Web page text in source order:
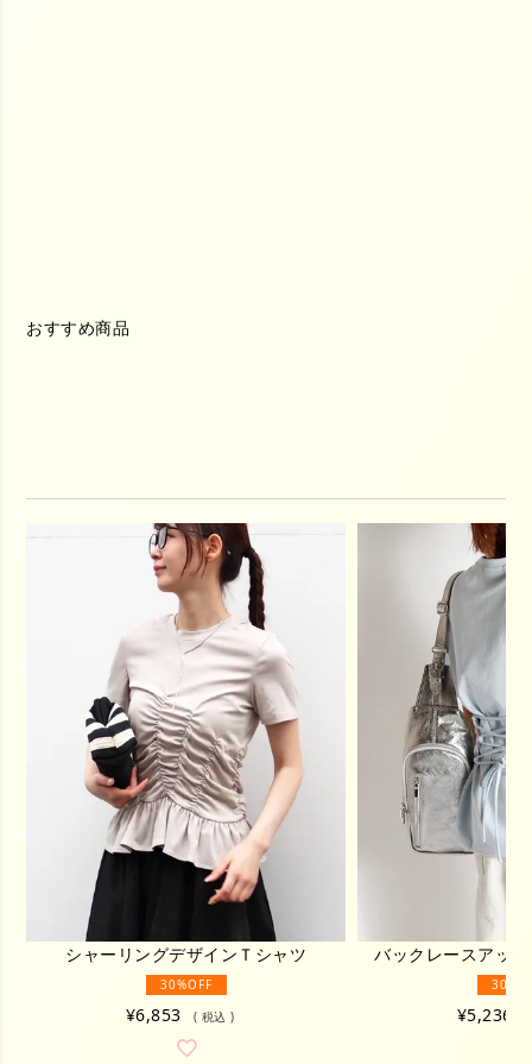
おすすめ商品
シャーリングデザインＴシャツ
30%OFF
¥6,853 税込
バックレースアッ
¥5,236